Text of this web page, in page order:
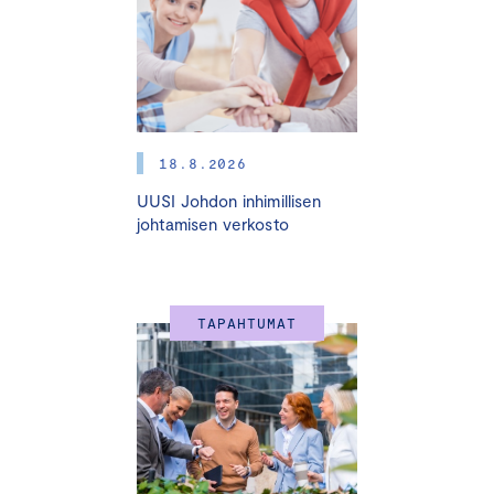
Voit osallistua koulutukseen paikan päällä tai
etäyhteydellä. Koulutus tallennetaan ja jaamme
tallenteen ilmoittautuneille
Osallistumismaksu sisältää paikan päällä
osallistuville aamu- ja iltapäiväkahvit sekä lounaan.
9.15 Ilmoittautuminen ja aamukahvit
Luonnonkivilaatan valmistus ja
luonnonkivilaatoituksen tavarantarkastus
18.8.2026
UUSI Johdon inhimillisen
johtamisen verkosto
TAPAHTUMAT